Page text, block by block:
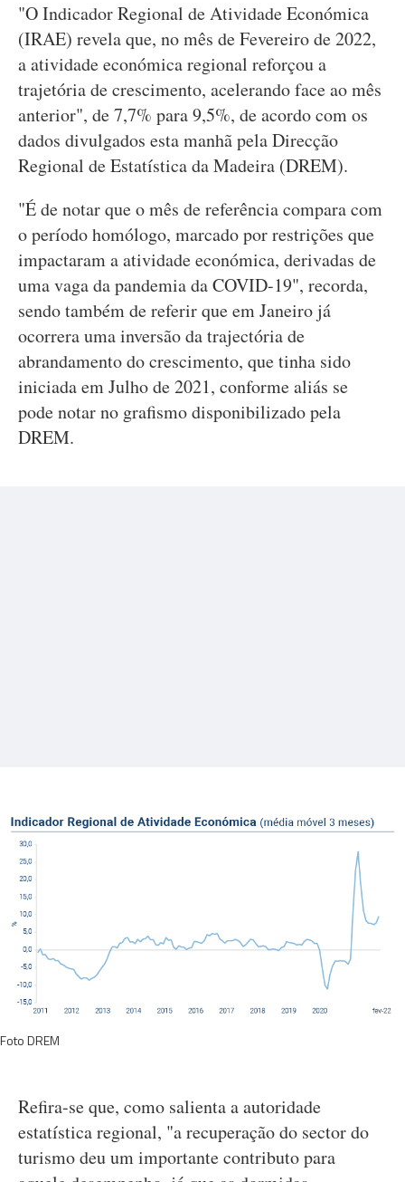
"O Indicador Regional de Atividade Económica
(IRAE) revela que, no mês de Fevereiro de 2022,
a atividade económica regional reforçou a
trajetória de crescimento, acelerando face ao mês
anterior", de 7,7% para 9,5%, de acordo com os
dados divulgados esta manhã pela Direcção
Regional de Estatística da Madeira (DREM).
"É de notar que o mês de referência compara com
o período homólogo, marcado por restrições que
impactaram a atividade económica, derivadas de
uma vaga da pandemia da COVID-19", recorda,
sendo também de referir que em Janeiro já
ocorrera uma inversão da trajectória de
abrandamento do crescimento, que tinha sido
iniciada em Julho de 2021, conforme aliás se
pode notar no grafismo disponibilizado pela
DREM.
Foto DREM
Refira-se que, como salienta a autoridade
estatística regional, "a recuperação do sector do
turismo deu um importante contributo para